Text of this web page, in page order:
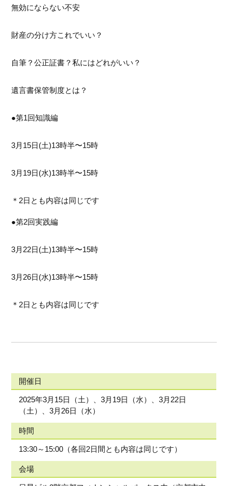
無効にならない不安
財産の分け方これでいい？
自筆？公正証書？私にはどれがいい？
遺言書保管制度とは？
●第1回知識編
3月15日(土)13時半〜15時
3月19日(水)13時半〜15時
＊2日とも内容は同じです
​​​​​​​●第2回実践編
3月22日(土)13時半〜15時
3月26日(水)13時半〜15時
＊2日とも内容は同じです
開催日
2025年3月15日（土）、3月19日（水）、3月22日
（土）、3月26日（水）
時間
13:30～15:00（各回2日間とも内容は同じです）
会場